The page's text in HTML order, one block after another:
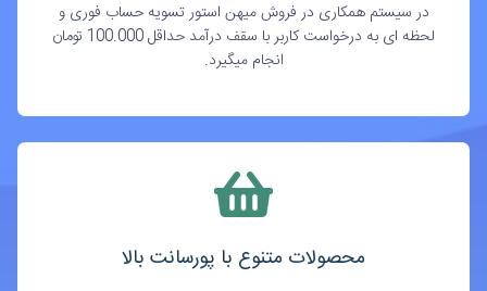
در سیستم همکاری در فروش میهن استور تسویه حساب فوری و
لحظه ای به درخواست کاربر با سقف درآمد حداقل 100.000 تومان
انجام میگیرد.
محصولات متنوع با پورسانت بالا